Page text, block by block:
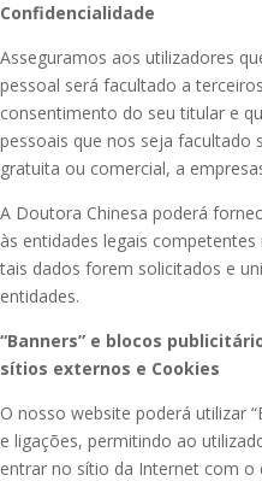
Confidencialidade
Asseguramos aos utilizadores
pessoal será facultado a
consentimento do seu titular e
pessoais que nos seja facultado
gratuita ou comercial, a
A Doutora Chinesa poderá
às entidades legais
tais dados forem solicitados e
entidades.
“Banners” e blocos
sítios externos e Cookies
O nosso website poderá utilizar
e ligações, permitindo ao
entrar no sítio da Internet com o